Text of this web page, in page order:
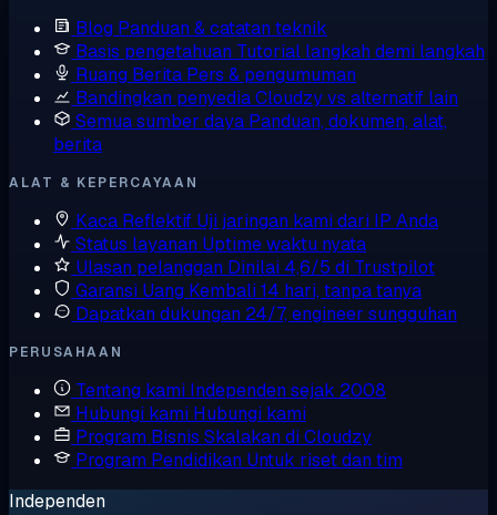
Blog Panduan & catatan teknik
Basis pengetahuan Tutorial langkah demi langkah
Ruang Berita Pers & pengumuman
Bandingkan penyediaCloudzy vs alternatif lain
Semua sumber daya Panduan, dokumen, alat,
berita
ALAT & KEPERCAYAAN
Kaca Reflektif Uji jaringan kami dari IP Anda
Status layanan Uptime waktu nyata
Ulasan pelanggan Dinilai 4,6/5 di Trustpilot
Garansi Uang Kembali 14 hari, tanpa tanya
Dapatkan dukungan 24/7, engineer sungguhan
PERUSAHAAN
Tentang kami Independen sejak 2008
Hubungi kami Hubungi kami
Program Bisnis Skalakan di Cloudzy
Program Pendidikan Untuk riset dan tim
Independen